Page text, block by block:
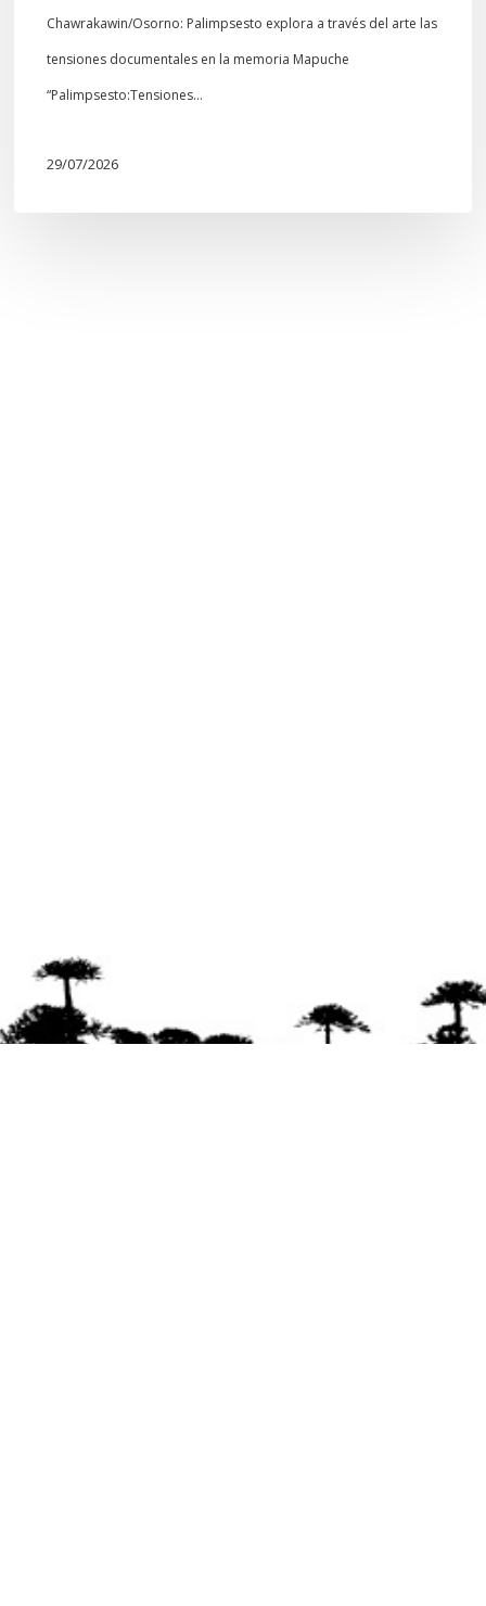
Chawrakawin/Osorno: Palimpsesto explora a través del arte las
tensiones documentales en la memoria Mapuche
“Palimpsesto:Tensiones…
29/07/2026